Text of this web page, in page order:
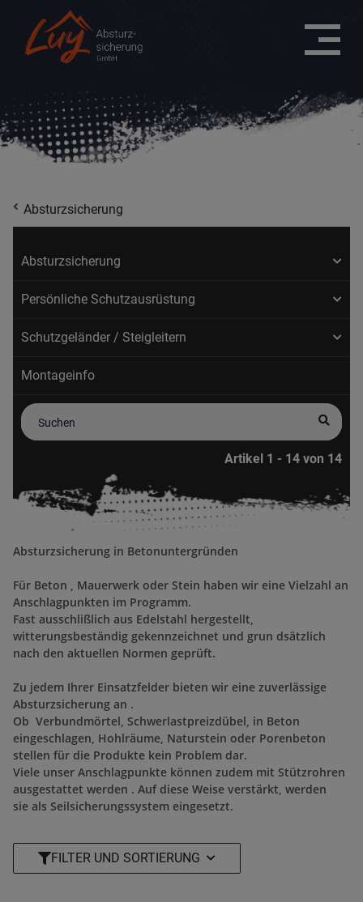
Absturzsicherung
Absturzsicherung
Persönliche Schutzausrüstung
Schutzgeländer / Steigleitern
Montageinfo
Artikel 1 - 14 von 14
Absturzsicherung in Betonuntergründen
Für Beton , Mauerwerk oder Stein haben wir eine Vielzahl an
Anschlagpunkten im Programm.
Fast ausschlißlich aus Edelstahl hergestellt,
witterungsbeständig gekennzeichnet und grun dsätzlich
nach den aktuellen Normen geprüft.
Zu jedem Ihrer Einsatzfelder bieten wir eine zuverlässige
Absturzsicherung an .
Ob Verbundmörtel, Schwerlastpreizdübel, in Beton
eingeschlagen, Hohlräume, Naturstein oder Porenbeton
stellen für die Produkte kein Problem dar.
Viele unser Anschlagpunkte können zudem mit Stützrohren
ausgestattet werden . Auf diese Weise verstärkt, werden
sie als Seilsicherungssystem eingesetzt.
FILTER UND SORTIERUNG